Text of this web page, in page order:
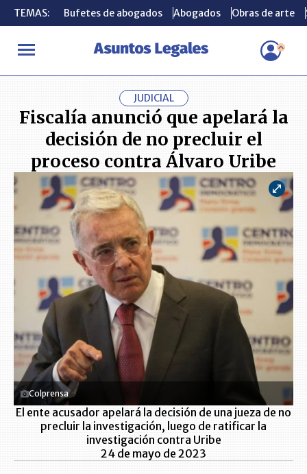
TEMAS: Bufetes de abogados Abogados Obras de arte
INICIO ACTUALIDAD Fiscalía anunció que apelará la decisión
TEMAS: Bufetes de abogados Abogados Obras de arte
JUDICIAL
Fiscalía anunció que apelará la
decisión de no precluir el
proceso contra Álvaro Uribe
Colprensa
El ente acusador apelará la decisión de una jueza de no
precluir la investigación, luego de ratificar la
investigación contra Uribe
24 de mayo de 2023